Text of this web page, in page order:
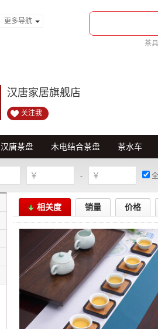
更多导航
茶具
汉唐家居旗舰店
关注我
汉唐茶盘 木电结合茶盘 茶水车
-
相关度 销量 价格